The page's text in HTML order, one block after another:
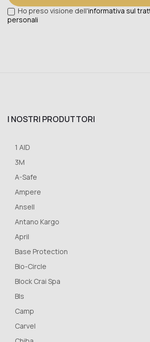
Ho preso visione dell'informativa sul
personali
I NOSTRI PRODUTTORI
1 AID
3M
A-Safe
Ampere
Ansell
Antano Kargo
April
Base Protection
Bio-Circle
Block Crai Spa
Bls
Camp
Carvel